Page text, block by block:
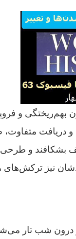
بهم‌ریختگی و
دریافت متفاوت،
بشکافند و طرحی
نیز
درون شب تار